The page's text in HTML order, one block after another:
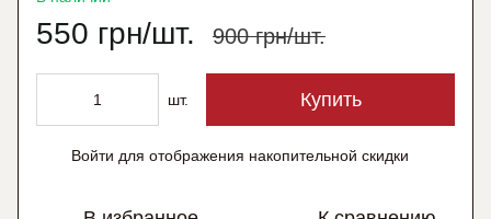
550 грн/шт. 900 грн/шт.
шт. Купить
Войти для отображения накопительной скидки